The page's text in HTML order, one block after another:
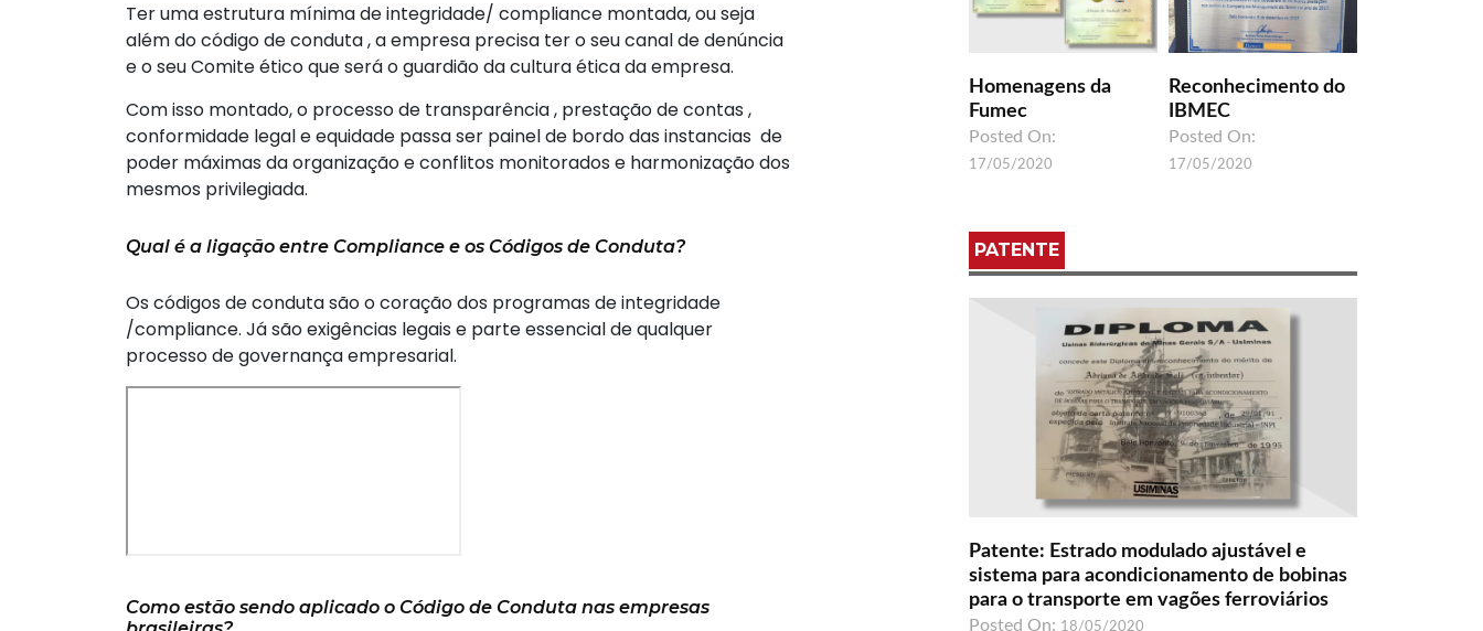
Ter uma estrutura mínima de integridade/ compliance montada, ou seja
além do código de conduta , a empresa precisa ter o seu canal de denúncia
e o seu Comite ético que será o guardião da cultura ética da empresa.
Com isso montado, o processo de transparência , prestação de contas ,
conformidade legal e equidade passa ser painel de bordo das instancias de
poder máximas da organização e conflitos monitorados e harmonização dos
mesmos privilegiada.
Qual é a ligação entre Compliance e os Códigos de Conduta?
Os códigos de conduta são o coração dos programas de integridade
/compliance. Já são exigências legais e parte essencial de qualquer
processo de governança empresarial.
Como estão sendo aplicado o Código de Conduta nas empresas
Homenagens da
Fumec
Posted On:
17/05/2020
Reconhecimento do
IBMEC
Posted On:
17/05/2020
PATENTE
Patente: Estrado modulado ajustável e
sistema para acondicionamento de bobinas
para o transporte em vagões ferroviários
Posted On: 18/05/2020